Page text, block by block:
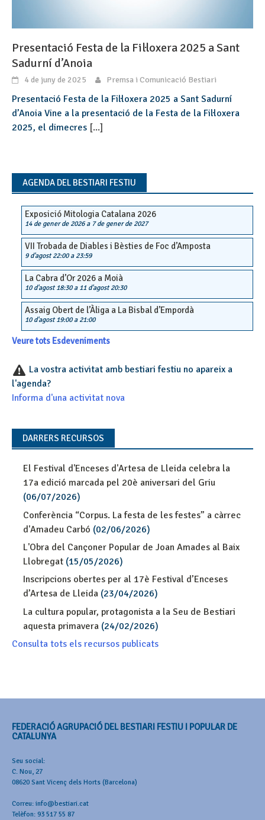
Presentació Festa de la Fil·loxera 2025 a Sant
Sadurní d’Anoia
4 de juny de 2025 Premsa i Comunicació Bestiari
Presentació Festa de la Fil·loxera 2025 a Sant Sadurní
d’Anoia Vine a la presentació de la Festa de la Fil·loxera
2025, el dimecres [...]
AGENDA DEL BESTIARI FESTIU
Exposició Mitologia Catalana 2026
14 de gener de 2026a 7 de gener de 2027
VII Trobada de Diables i Bèsties de Foc d’Amposta
9 d'agost 22:00a 23:59
La Cabra d’Or 2026 a Moià
10 d'agost 18:30a 11 d'agost 20:30
Assaig Obert de l’Àliga a La Bisbal d’Empordà
10 d'agost 19:00a 21:00
Veure tots Esdeveniments
La vostra activitat amb bestiari festiu no apareix a
l'agenda?
Informa d'una activitat nova
DARRERS RECURSOS
El Festival d'Enceses d'Artesa de Lleida celebra la
17a edició marcada pel 20è aniversari del Griu
(06/07/2026)
Conferència “Corpus. La festa de les festes” a càrrec
d'Amadeu Carbó (02/06/2026)
L'Obra del Cançoner Popular de Joan Amades al Baix
Llobregat (15/05/2026)
Inscripcions obertes per al 17è Festival d’Enceses
d’Artesa de Lleida (23/04/2026)
La cultura popular, protagonista a la Seu de Bestiari
aquesta primavera (24/02/2026)
Consulta tots els recursos publicats
FEDERACIÓ AGRUPACIÓ DEL BESTIARI FESTIU I POPULAR DE
CATALUNYA
Seu social:
C. Nou, 27
08620 Sant Vicenç dels Horts (Barcelona)
Correu: info@bestiari.cat
Telèfon: 93 517 55 87